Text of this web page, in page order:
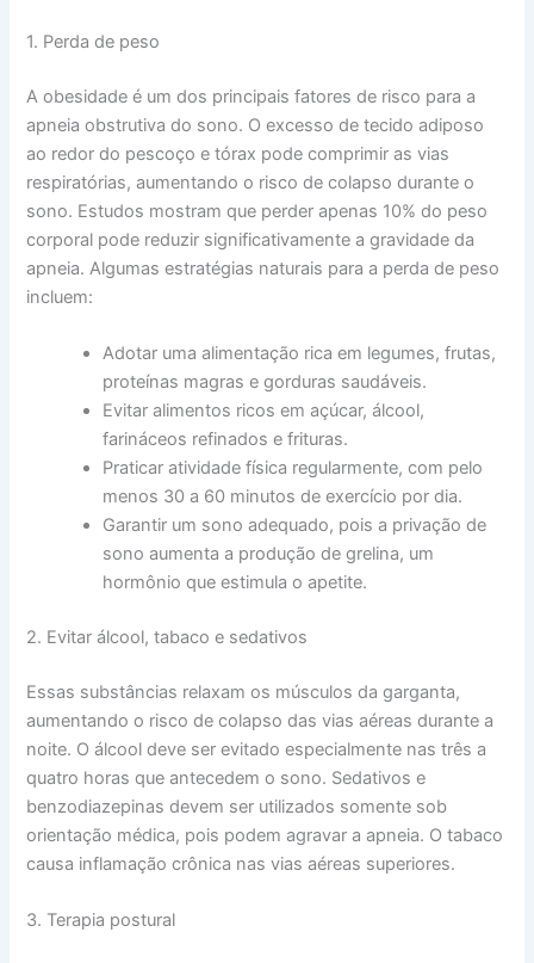
1. Perda de peso
A obesidade é um dos principais fatores de risco para a
apneia obstrutiva do sono. O excesso de tecido adiposo
ao redor do pescoço e tórax pode comprimir as vias
respiratórias, aumentando o risco de colapso durante o
sono. Estudos mostram que perder apenas 10% do peso
corporal pode reduzir significativamente a gravidade da
apneia. Algumas estratégias naturais para a perda de peso
incluem:
Adotar uma alimentação rica em legumes, frutas,
proteínas magras e gorduras saudáveis.
Evitar alimentos ricos em açúcar, álcool,
farináceos refinados e frituras.
Praticar atividade física regularmente, com pelo
menos 30 a 60 minutos de exercício por dia.
Garantir um sono adequado, pois a privação de
sono aumenta a produção de grelina, um
hormônio que estimula o apetite.
2. Evitar álcool, tabaco e sedativos
Essas substâncias relaxam os músculos da garganta,
aumentando o risco de colapso das vias aéreas durante a
noite. O álcool deve ser evitado especialmente nas três a
quatro horas que antecedem o sono. Sedativos e
benzodiazepinas devem ser utilizados somente sob
orientação médica, pois podem agravar a apneia. O tabaco
causa inflamação crônica nas vias aéreas superiores.
3. Terapia postural